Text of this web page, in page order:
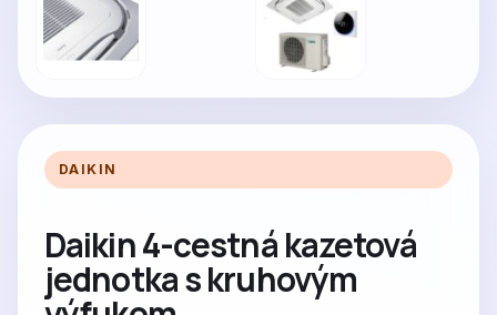
DAIKIN
Daikin 4-cestná kazetová
jednotka s kruhovým